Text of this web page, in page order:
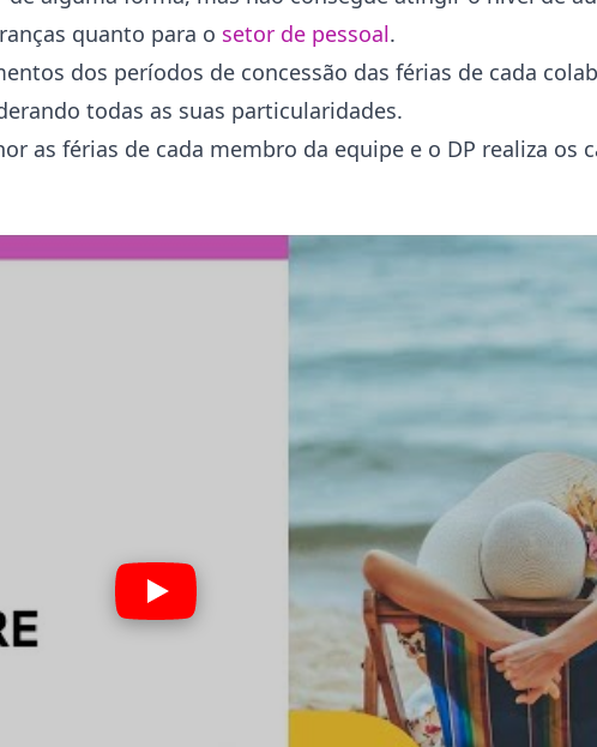
quanto para o setor de pessoal.
dos períodos de concessão das férias de cada
todas as suas particularidades.
as férias de cada membro da equipe e o DP realiza os